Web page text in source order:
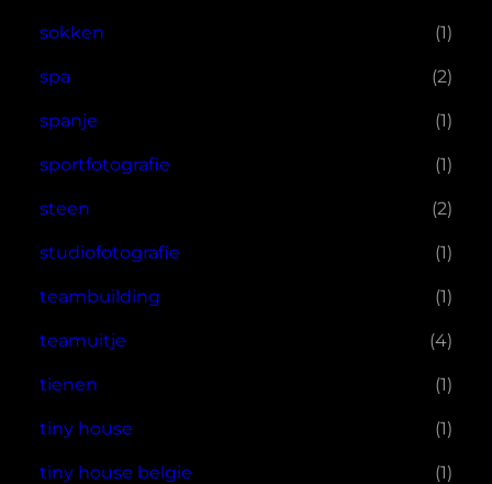
sokken (1)
spa (2)
spanje (1)
sportfotografie (1)
steen (2)
studiofotografie (1)
teambuilding (1)
teamuitje (4)
tienen (1)
tiny house (1)
tiny house belgie (1)